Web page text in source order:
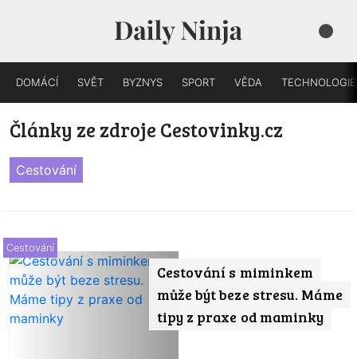
DOMÁCÍ SVĚT BYZNYS SPORT VĚDA TECHNOLOGIE
Články ze zdroje Cestovinky.cz
Cestování
Cestování s miminkem
může být beze stresu. Máme
tipy z praxe od maminky
Cestování